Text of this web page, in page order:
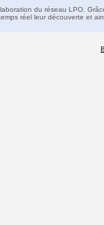
du réseau LPO.
réel leur découverte et